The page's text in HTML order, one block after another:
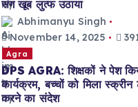
संग खूब लुत्फ उठाया
Abhimanyu Singh
November 14, 2025
Agra
DPS AGRA: शिक्षकों ने पेश
कार्यक्रम, बच्चों को मिला
करने का संदेश